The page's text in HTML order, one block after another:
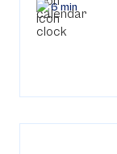
6 min